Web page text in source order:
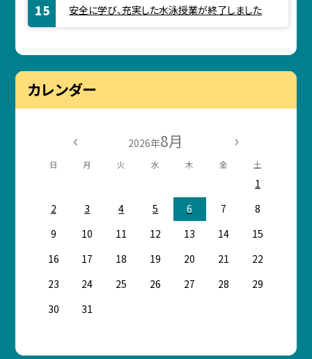
安全に学び、充実した水泳授業が終了しました
カレンダー
2026年8月
日 月 火 水 木 金 土
1
2
3 4 5 6 7
8
9
10 11 12 13 14
15
16
17 18 19 20 21
22
23
24 25 26 27 28
29
30
31